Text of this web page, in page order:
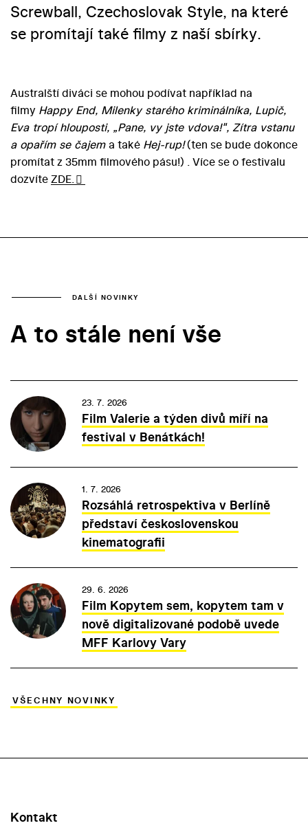
Screwball, Czechoslovak Style, na které
se promítají také filmy z naší sbírky.
Australští diváci se mohou podívat například na
filmy Happy End, Milenky starého kriminálníka, Lupič,
Eva tropí hlouposti, „Pane, vy jste vdova!", Zítra vstanu
a opařím se čajema také Hej-rup!(ten se bude dokonce
promítat z 35mm filmového pásu!) . Více se o festivalu
dozvíteZDE.
DALŠÍ NOVINKY
A to stále není vše
23. 7. 2026
Film Valerie a týden divů míří na
festival v Benátkách!
1. 7. 2026
Rozsáhlá retrospektiva v Berlíně
představí československou
kinematografii
29. 6. 2026
Film Kopytem sem, kopytem tam v
nově digitalizované podobě uvede
MFF Karlovy Vary
VŠECHNY NOVINKY
Kontakt